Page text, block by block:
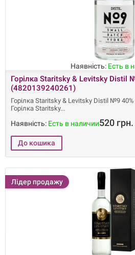
Наявність: Есть в
Горілка Staritsky & Levitsky Distil
(4820139240261)
Горілка Staritsky & Levitsky Distil №9
Горілка Staritsky
Наявність: Есть в наличии520 грн.
Лідер продажу